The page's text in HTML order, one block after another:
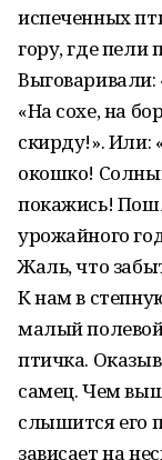
испеченных
гору, где пели
«На сохе, на
скирду!».
окошко!
покажись!
урожайного
Жаль, что
К нам в
малый
птичка.
самец. Чем
слышится его
зависает на